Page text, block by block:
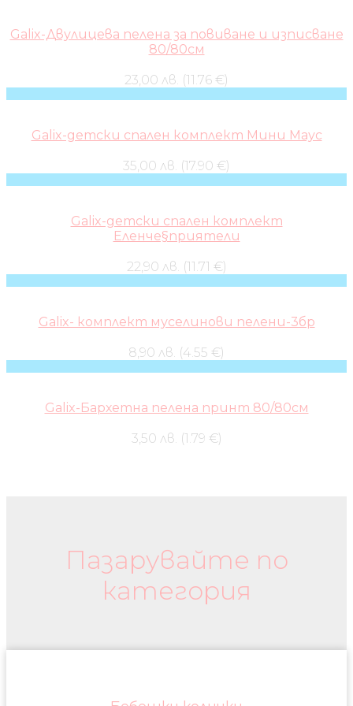
Galix-Двулицева пелена за повиване и изписване
80/80см
23,00 лв. (11.76 €)
Galix-детски спален комплект Мини Маус
35,00 лв. (17.90 €)
Galix-детски спален комплект
Еленче§приятели
22,90 лв. (11.71 €)
Galix- комплект муселинови пелени-3бр
8,90 лв. (4.55 €)
Galix-Бархетна пелена принт 80/80см
3,50 лв. (1.79 €)
Пазарувайте по
категория